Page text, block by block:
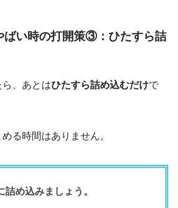
ばい時の打開策③：ひたすら詰
、あとはひたすら詰め込むだけで
る時間はありません。
詰め込みましょう。